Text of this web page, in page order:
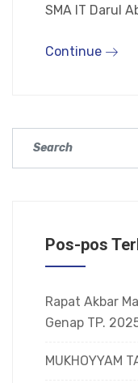
SMA IT Darul
Continue
Pos-pos
Rapat Akbar
Genap TP.
MUKHOYYAM